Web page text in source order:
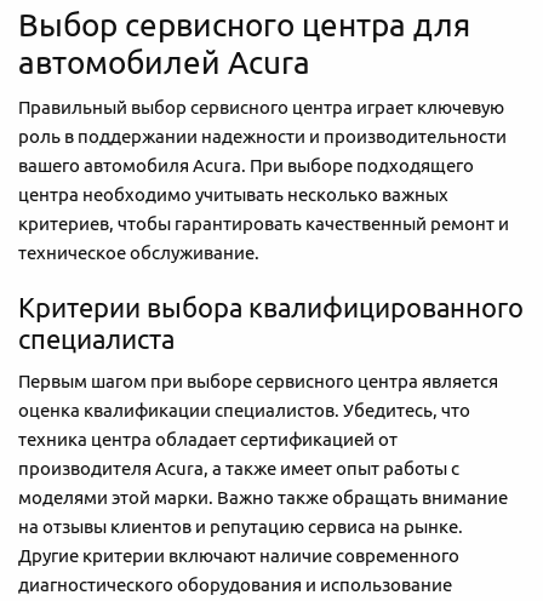
Выбор сервисного центра для
автомобилей Acura
Правильный выбор сервисного центра играет ключевую
роль в поддержании надежности и производительности
вашего автомобиля Acura. При выборе подходящего
центра необходимо учитывать несколько важных
критериев, чтобы гарантировать качественный ремонт и
техническое обслуживание.
Критерии выбора квалифицированного
специалиста
Первым шагом при выборе сервисного центра является
оценка квалификации специалистов. Убедитесь, что
техника центра обладает сертификацией от
производителя Acura, а также имеет опыт работы с
моделями этой марки. Важно также обращать внимание
на отзывы клиентов и репутацию сервиса на рынке.
Другие критерии включают наличие современного
диагностического оборудования и использование